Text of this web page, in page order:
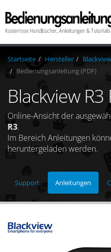
Startseite Hersteller Blackview
Bedienungsanleitung (PDF)
Blackview
Online-Ansicht der
R3.
Im Bereich Anleitungen
heruntergeladen werden.
Support Anleitungen